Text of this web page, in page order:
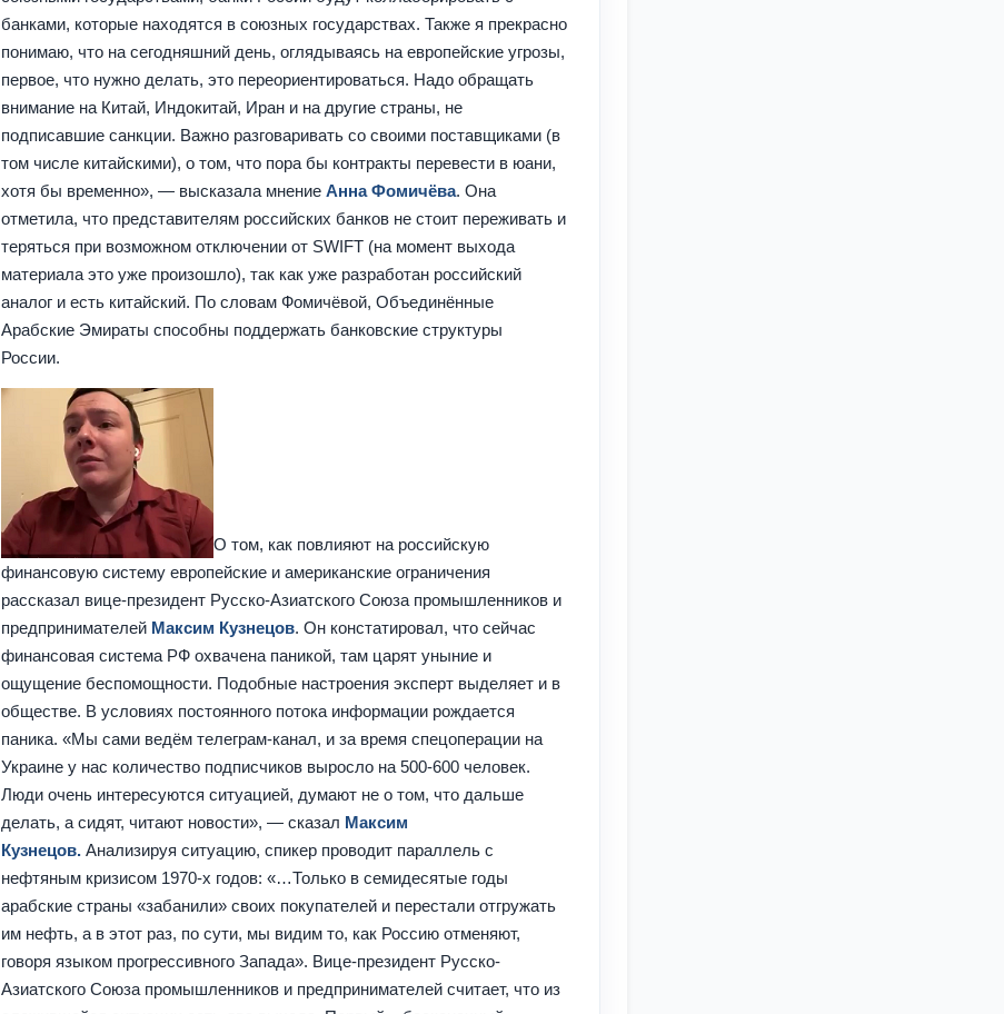
банками, которые находятся в союзных государствах. Также я прекрасно
понимаю, что на сегодняшний день, оглядываясь на европейские угрозы,
первое, что нужно делать, это переориентироваться. Надо обращать
внимание на Китай, Индокитай, Иран и на другие страны, не
подписавшие санкции. Важно разговаривать со своими поставщиками (в
том числе китайскими), о том, что пора бы контракты перевести в юани,
хотя бы временно», — высказала мнениеАнна Фомичёва. Она
отметила, что представителям российских банков не стоит переживать и
теряться при возможном отключении от SWIFT (на момент выхода
материала это уже произошло), так как уже разработан российский
аналог и есть китайский. По словам Фомичёвой, Объединённые
Арабские Эмираты способны поддержать банковские структуры
России.
О том, как повлияют на российскую
финансовую систему европейские и американские ограничения
рассказал вице-президент Русско-Азиатского Союза промышленников и
предпринимателей Максим Кузнецов. Он констатировал, что сейчас
финансовая система РФ охвачена паникой, там царят уныние и
ощущение беспомощности. Подобные настроения эксперт выделяет и в
обществе. В условиях постоянного потока информации рождается
паника. «Мы сами ведём телеграм-канал, и за время спецоперации на
Украине у нас количество подписчиков выросло на 500-600 человек.
Люди очень интересуются ситуацией, думают не о том, что дальше
делать, а сидят, читают новости», — сказал Максим
Кузнецов.Анализируя ситуацию, спикер проводит параллель с
нефтяным кризисом 1970-х годов: «…Только в семидесятые годы
арабские страны «забанили» своих покупателей и перестали отгружать
им нефть, а в этот раз, по сути, мы видим то, как Россию отменяют,
говоря языком прогрессивного Запада». Вице-президент Русско-
Азиатского Союза промышленников и предпринимателей считает, что из